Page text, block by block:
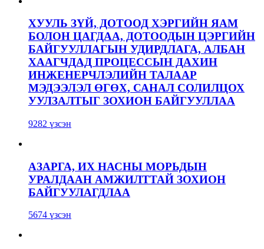
ХУУЛЬ ЗҮЙ, ДОТООД ХЭРГИЙН ЯАМ
БОЛОН ЦАГДАА, ДОТООДЫН ЦЭРГИЙН
БАЙГУУЛЛАГЫН УДИРДЛАГА, АЛБАН
ХААГЧДАД ПРОЦЕССЫН ДАХИН
ИНЖЕНЕРЧЛЭЛИЙН ТАЛААР
МЭДЭЭЛЭЛ ӨГӨХ, САНАЛ СОЛИЛЦОХ
УУЛЗАЛТЫГ ЗОХИОН БАЙГУУЛЛАА
9282 үзсэн
АЗАРГА, ИХ НАСНЫ МОРЬДЫН
УРАЛДААН АМЖИЛТТАЙ ЗОХИОН
БАЙГУУЛАГДЛАА
5674 үзсэн